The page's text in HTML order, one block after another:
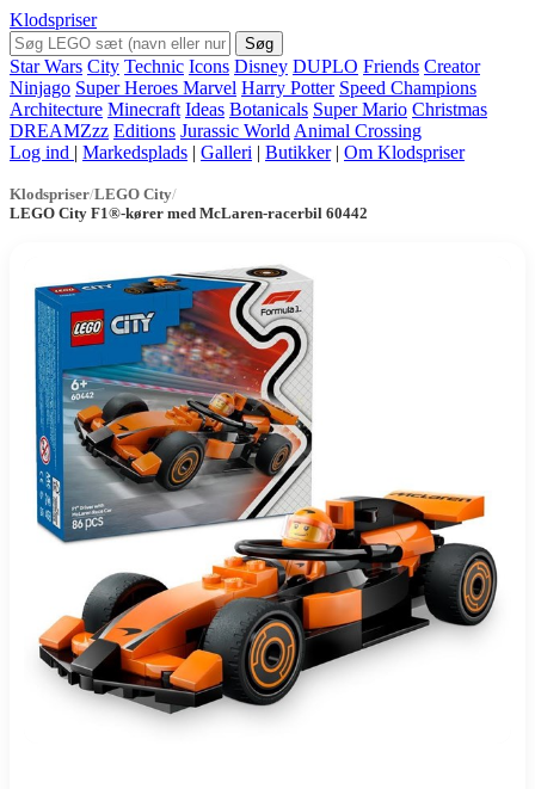
Klodspriser
Søg
Star Wars City Technic Icons Disney DUPLO Friends Creator
Ninjago Super Heroes Marvel Harry Potter Speed Champions
Architecture Minecraft Ideas Botanicals Super Mario Christmas
DREAMZzz Editions Jurassic World Animal Crossing
Log ind | Markedsplads | Galleri | Butikker | Om Klodspriser
Klodspriser/LEGO City/
LEGO City F1®-kører med McLaren-racerbil 60442